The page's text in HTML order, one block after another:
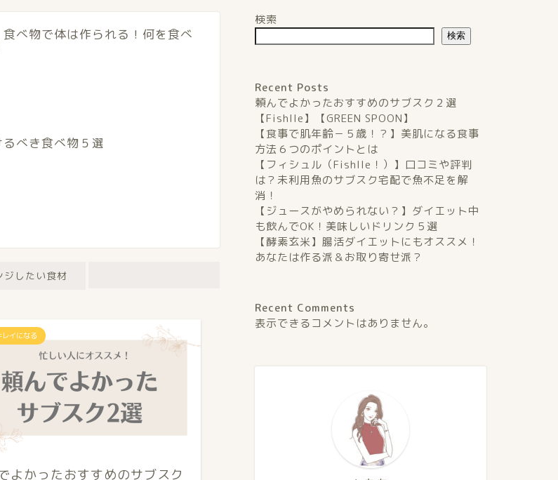
食べ物で体は作られる！何を食べ
べき食べ物５選
ジしたい食材
イになる
よかったおすすめのサブスク
頼んでよかったおすすめのサブスク
検索
検索
Recent Posts
頼んでよかったおすすめのサブスク２選
【Fishlle】【GREEN SPOON】
【食事で肌年齢－５歳！？】美肌になる食事
方法６つのポイントとは
【フィシュル（Fishlle！）】口コミや評判
は？未利用魚のサブスク宅配で魚不足を解
消！
【ジュースがやめられない？】ダイエット中
も飲んでOK！美味しいドリンク５選
【酵素玄米】腸活ダイエットにもオススメ！
あなたは作る派＆お取り寄せ派？
Recent Comments
表示できるコメントはありません。